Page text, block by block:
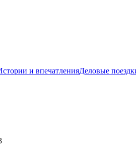
и впечатленияДеловые